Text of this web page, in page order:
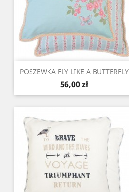
POSZEWKA FLY LIKE A BUTTERFLY
Cena
56,00 zł